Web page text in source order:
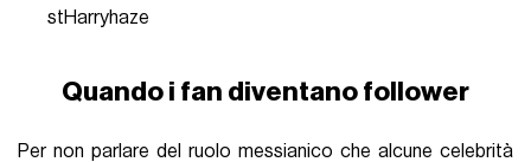
stHarryhaze
Quando i fan diventano follower
Per non parlare del ruolo messianico che alcune celebrità